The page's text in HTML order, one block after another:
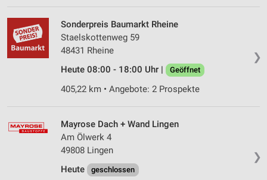
❯
Sonderpreis Baumarkt Rheine
Staelskottenweg 59
48431 Rheine
Heute 08:00 - 18:00 Uhr |
Geöffnet
405,22 km • Angebote: 2 Prospekte
❯
Mayrose Dach + Wand Lingen
Am Ölwerk 4
49808 Lingen
Heute
geschlossen